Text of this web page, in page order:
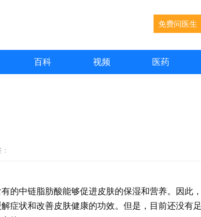
免费问医生
百科 视频 医药
的中链脂肪酸能够促进皮肤的保湿和营养。因此，
症状和改善皮肤健康的功效。但是，目前还没有足